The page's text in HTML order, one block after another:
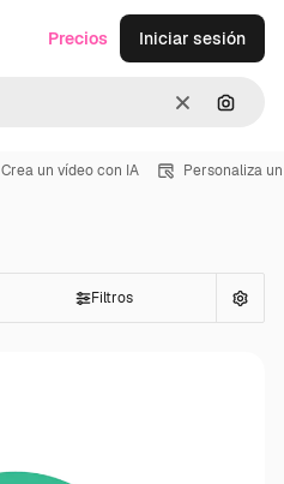
Borrar
Precios Iniciar sesión
Crea un vídeo con IA Personaliza
Filtros